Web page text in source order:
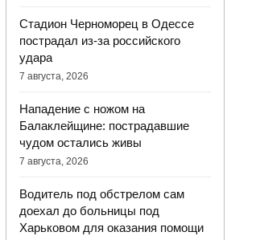
Стадион Черноморец в Одессе
пострадал из-за российского
удара
7 августа, 2026
Нападение с ножом на
Балаклейщине: пострадавшие
чудом остались живы
7 августа, 2026
Водитель под обстрелом сам
доехал до больницы под
Харьковом для оказания помощи